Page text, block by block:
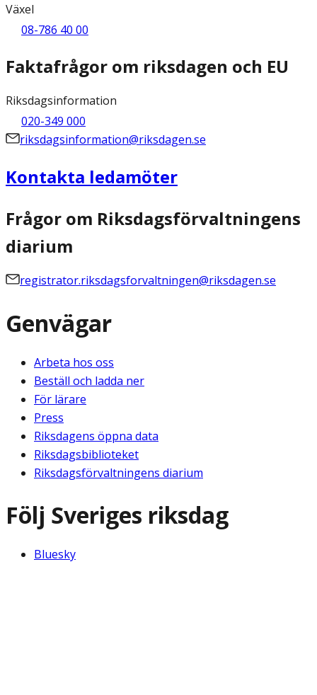
Växel
08-786 40 00
Faktafrågor om riksdagen och EU
Riksdagsinformation
020-349 000
riksdagsinformation@riksdagen.se
Kontakta ledamöter
Frågor om Riksdagsförvaltningens
diarium
registrator.riksdagsforvaltningen@riksdagen.se
Genvägar
Arbeta hos oss
Beställ och ladda ner
För lärare
Press
Riksdagens öppna data
Riksdagsbiblioteket
Riksdagsförvaltningens diarium
Följ Sveriges riksdag
Bluesky